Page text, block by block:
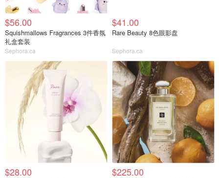
$56.00
Squishmallows Fragrances 3件香氛
礼盒套装
Sephora.ca
$41.00
Rare Beauty 8色眼影盘
Sephora.ca
$28.00 $225.00